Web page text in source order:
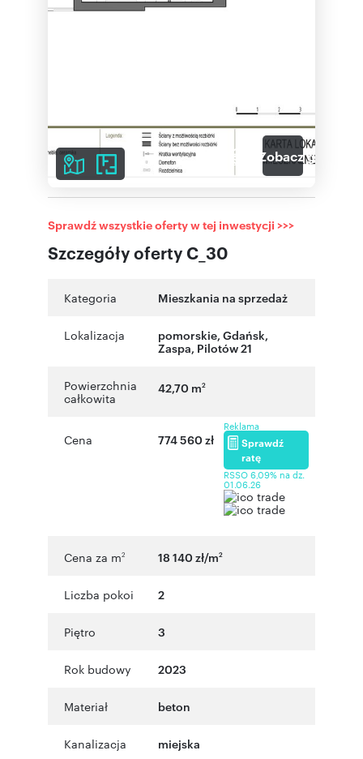
Zobacz galerię
Szczegóły oferty C_30
Sprawdź wszystkie oferty w tej inwestycji >>>
Kategoria Mieszkania na sprzedaż
Lokalizacja pomorskie, Gdańsk,
Zaspa, Pilotów 21
Powierzchnia
całkowita
42,70 m2
Cena 774 560 zł
Reklama
Sprawdź
ratę
RSSO 6,09% na dz.
01.06.26
Cena za m2 18 140 zł/m2
Liczba pokoi 2
Piętro 3
Rok budowy 2023
Materiał beton
Kanalizacja miejska